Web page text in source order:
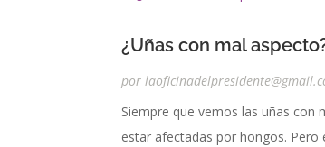
¿Uñas con mal
por
Siempre que vemos las uñas con
estar afectadas por hongos.